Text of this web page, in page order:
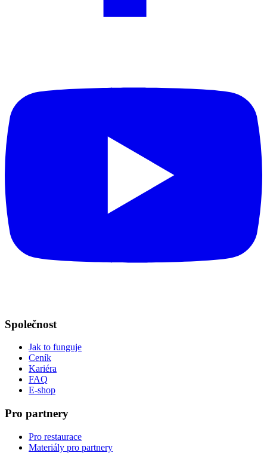
Společnost
Jak to funguje
Ceník
Kariéra
FAQ
E-shop
Pro partnery
Pro restaurace
Materiály pro partnery